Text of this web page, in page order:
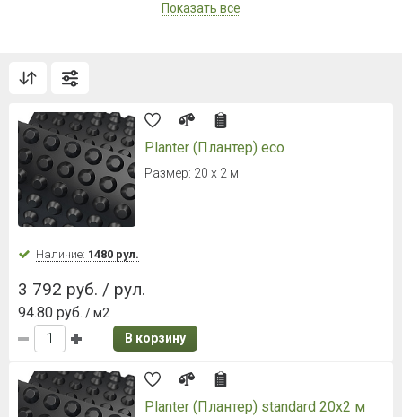
Показать все
Planter (Плантер) eco
Размер: 20 х 2 м
Наличие: 1480 рул.
3 792 руб. / рул.
94.80 руб. / м2
В корзину
Planter (Плантер) standard 20x2 м